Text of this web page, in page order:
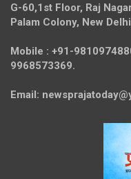
G-60,1st Floor, Raj
Palam Colony, New
Mobile : +91-
9968573369.
Email: